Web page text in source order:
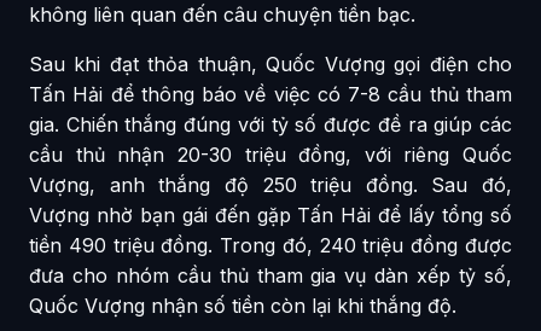
không liên quan đến câu chuyện tiền bạc.
Sau khi đạt thỏa thuận, Quốc Vượng gọi điện cho
Tấn Hải để thông báo về việc có 7-8 cầu thủ tham
gia. Chiến thắng đúng với tỷ số được đề ra giúp các
cầu thủ nhận 20-30 triệu đồng, với riêng Quốc
Vượng, anh thắng độ 250 triệu đồng. Sau đó,
Vượng nhờ bạn gái đến gặp Tấn Hải để lấy tổng số
tiền 490 triệu đồng. Trong đó, 240 triệu đồng được
đưa cho nhóm cầu thủ tham gia vụ dàn xếp tỷ số,
Quốc Vượng nhận số tiền còn lại khi thắng độ.